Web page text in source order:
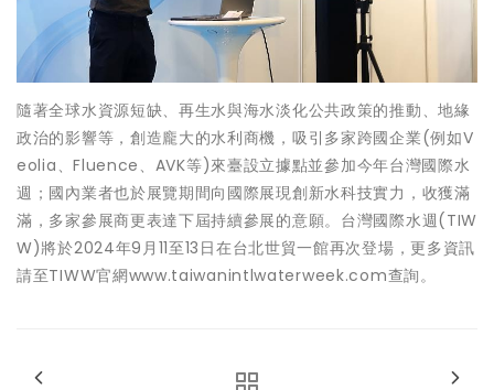
隨著全球水資源短缺、再生水與海水淡化公共政策的推動、地緣
政治的影響等，創造龐大的水利商機，吸引多家跨國企業(例如V
eolia、Fluence、AVK等)來臺設立據點並參加今年台灣國際水
週；國內業者也於展覽期間向國際展現創新水科技實力，收獲滿
滿，多家參展商更表達下屆持續參展的意願。台灣國際水週(TIW
W)將於2024年9月11至13日在台北世貿一館再次登場，更多資訊
請至TIWW官網www.taiwanintlwaterweek.com查詢。